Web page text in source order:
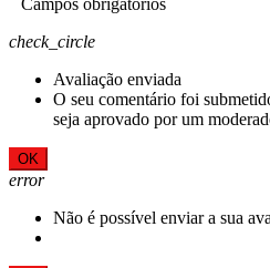
Campos obrigatórios
check_circle
Avaliação enviada
O seu comentário foi
seja aprovado por um
OK
error
Não é possível enviar a sua